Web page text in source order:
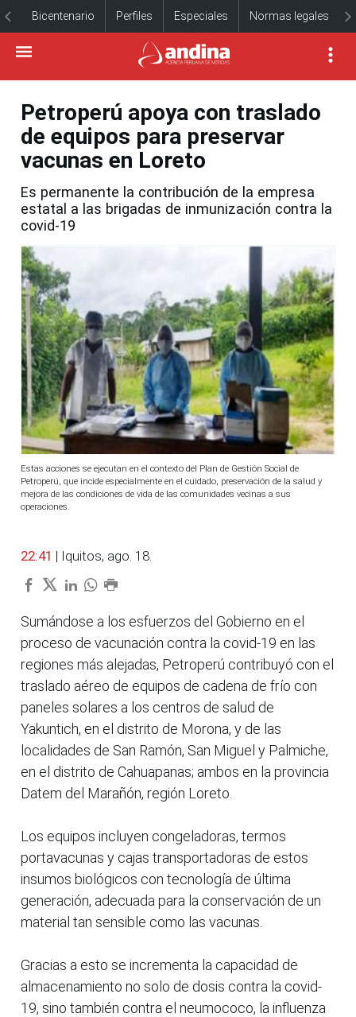
Bicentenario Perfiles Especiales Normas legales
Petroperú apoya con traslado
de equipos para preservar
vacunas en Loreto
Es permanente la contribución de la empresa
estatal a las brigadas de inmunización contra la
covid-19
Estas acciones se ejecutan en el contexto del Plan de Gestión Social de
Petroperú, que incide especialmente en el cuidado, preservación de la salud y
mejora de las condiciones de vida de las comunidades vecinas a sus
operaciones.
22:41 | Iquitos, ago. 18.
Sumándose a los esfuerzos del Gobierno en el
proceso de vacunación contra la covid-19 en las
regiones más alejadas, Petroperú contribuyó con el
traslado aéreo de equipos de cadena de frío con
paneles solares a los centros de salud de
Yakuntich, en el distrito de Morona, y de las
localidades de San Ramón, San Miguel y Palmiche,
en el distrito de Cahuapanas; ambos en la provincia
Datem del Marañón, región Loreto.
Los equipos incluyen congeladoras, termos
portavacunas y cajas transportadoras de estos
insumos biológicos con tecnología de última
generación, adecuada para la conservación de un
material tan sensible como las vacunas.
Gracias a esto se incrementa la capacidad de
almacenamiento no solo de dosis contra la covid-
19, sino también contra el neumococo, la influenza